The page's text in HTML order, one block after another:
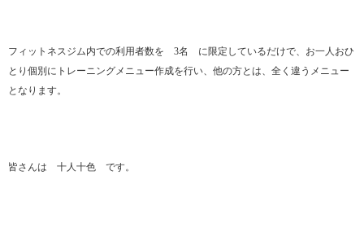
フィットネスジム内での利用者数を 3名 に限定しているだけで、お一人おひ
とり個別にトレーニングメニュー作成を行い、他の方とは、全く違うメニュー
となります。
皆さんは 十人十色 です。